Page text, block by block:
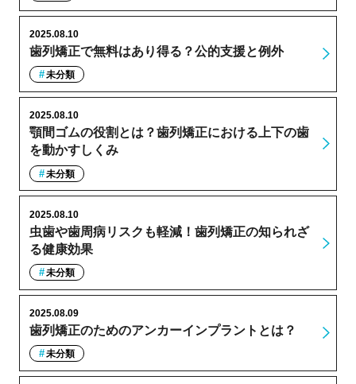
歯列矯正で無料はあり得る？公的支援と例外
2025.08.10
未分類
顎間ゴムの役割とは？歯列矯正における上下の歯
を動かすしくみ
2025.08.10
未分類
虫歯や歯周病リスクも軽減！歯列矯正の知られざ
る健康効果
2025.08.10
未分類
歯列矯正のためのアンカーインプラントとは？
2025.08.09
未分類